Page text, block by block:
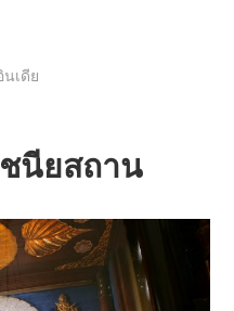
นเดีย
นียสถาน